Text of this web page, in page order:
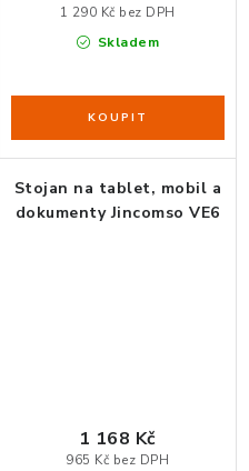
Skladem
1 290 Kč bez DPH
Stojan na tablet, mobil a
dokumenty Jincomso VE6
965 Kč bez DPH
1 168 Kč